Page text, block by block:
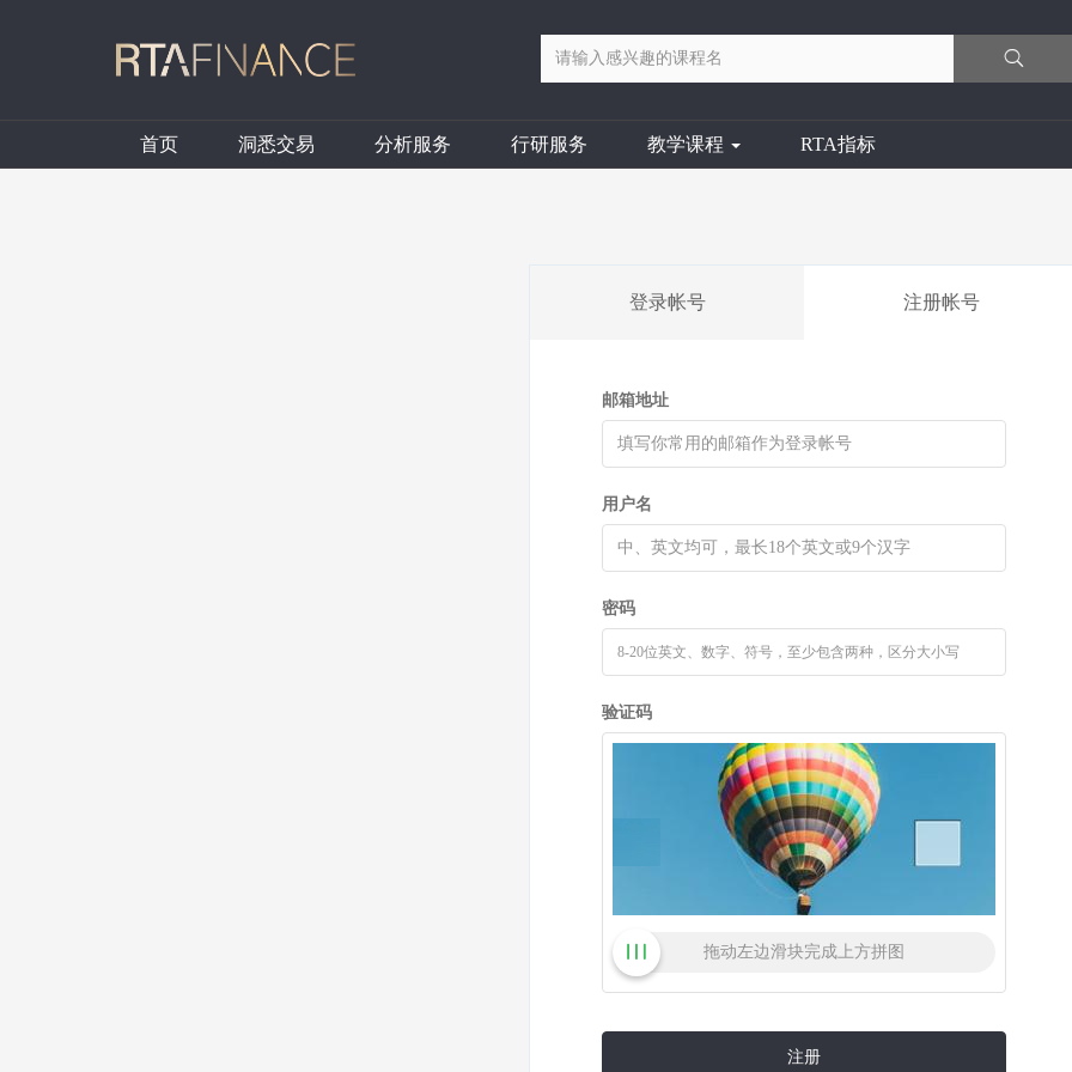
首页 洞悉交易 分析服务 行研服务 教学课程 RTA指标
登录帐号 注册帐号
邮箱地址
用户名
密码
验证码
拖动左边滑块完成上方拼图
注册